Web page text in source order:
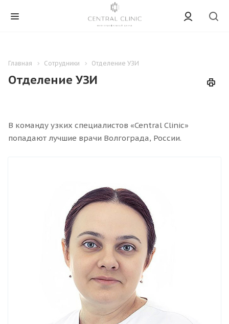
Главная Сотрудники Отделение УЗИ
Отделение УЗИ
В команду узких специалистов «Central Clinic»
попадают лучшие врачи Волгограда, России.